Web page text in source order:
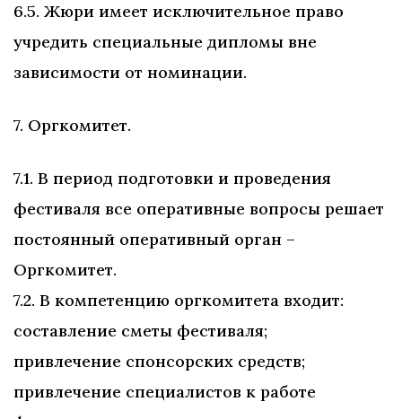
6.5. Жюри имеет исключительное право
учредить специальные дипломы вне
зависимости от номинации.
7. Оргкомитет.
7.1. В период подготовки и проведения
фестиваля все оперативные вопросы решает
постоянный оперативный орган –
Оргкомитет.
7.2. В компетенцию оргкомитета входит:
составление сметы фестиваля;
привлечение спонсорских средств;
привлечение специалистов к работе